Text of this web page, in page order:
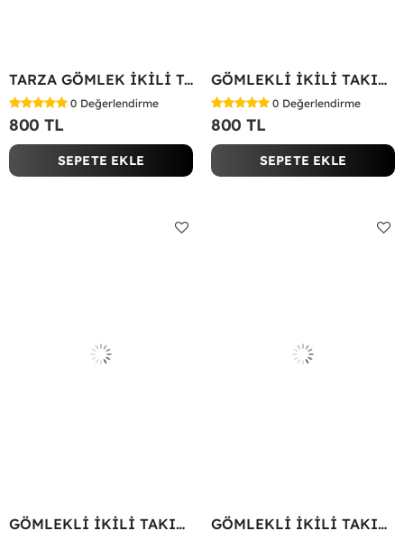
TARZA GÖMLEK İKİLİ TAKIM Lacivert
0 Değerlendirme
800 TL
SEPETE EKLE
GÖMLEKLİ İKİLİ TAKIM Siyah
0 Değerlendirme
800 TL
SEPETE EKLE
GÖMLEKLİ İKİLİ TAKIM Yağ Yeşili GÖMLEKLİ İKİLİ TAKIM Koyu Yeşil